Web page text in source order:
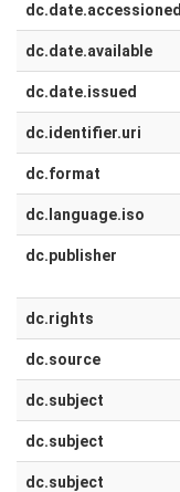
dc.date.accessioned
dc.date.available
dc.date.issued
dc.identifier.uri
dc.format
dc.language.iso
dc.publisher
dc.rights
dc.source
dc.subject
dc.subject
dc.subject